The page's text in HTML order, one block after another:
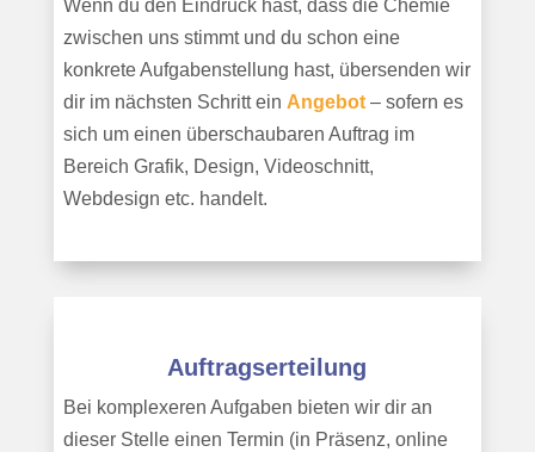
Wenn du den Eindruck hast, dass die Chemie
zwischen uns stimmt und du schon eine
konkrete Aufgabenstellung hast, übersenden wir
dir im nächsten Schritt ein Angebot– sofern es
sich um einen überschaubaren Auftrag im
Bereich Grafik, Design, Videoschnitt,
Webdesign etc. handelt.
Auftragserteilung
Bei komplexeren Aufgaben bieten wir dir an
dieser Stelle einen Termin (in Präsenz, online